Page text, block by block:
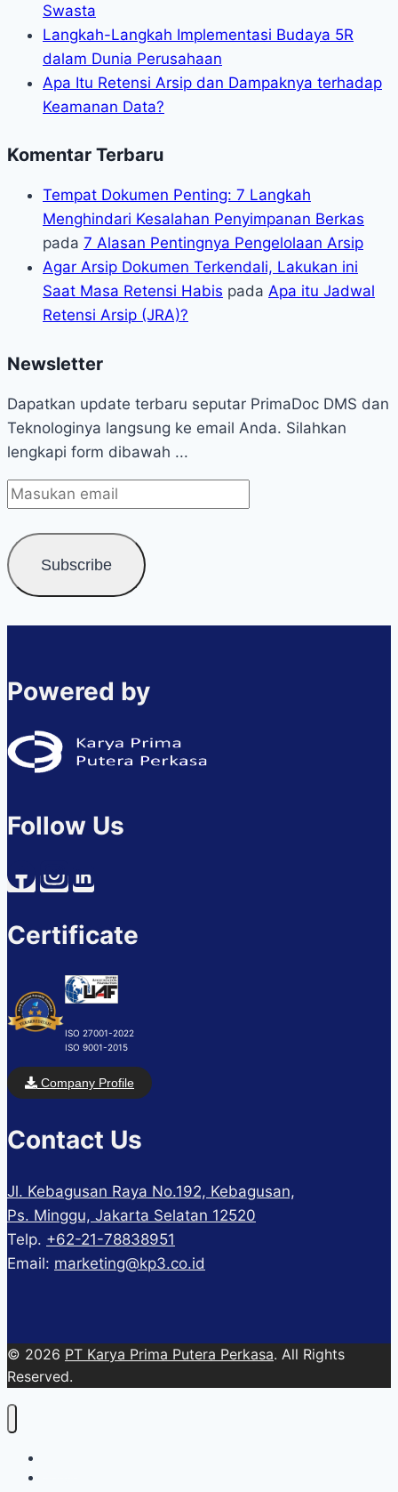
Swasta
Langkah-Langkah Implementasi Budaya 5R
dalam Dunia Perusahaan
Apa Itu Retensi Arsip dan Dampaknya terhadap
Keamanan Data?
Komentar Terbaru
Tempat Dokumen Penting: 7 Langkah
Menghindari Kesalahan Penyimpanan Berkas
pada 7 Alasan Pentingnya Pengelolaan Arsip
Agar Arsip Dokumen Terkendali, Lakukan ini
Saat Masa Retensi Habis pada Apa itu Jadwal
Retensi Arsip (JRA)?
Newsletter
Dapatkan update terbaru seputar PrimaDoc DMS dan
Teknologinya langsung ke email Anda. Silahkan
lengkapi form dibawah ...
Powered by
Follow Us
Certificate
ISO 27001-2022
ISO 9001-2015
Company Profile
Contact Us
Jl. Kebagusan Raya No.192, Kebagusan,
Ps. Minggu, Jakarta Selatan 12520
Telp. +62-21-78838951
Email: marketing@kp3.co.id
© 2026 PT Karya Prima Putera Perkasa. All Rights
Reserved.